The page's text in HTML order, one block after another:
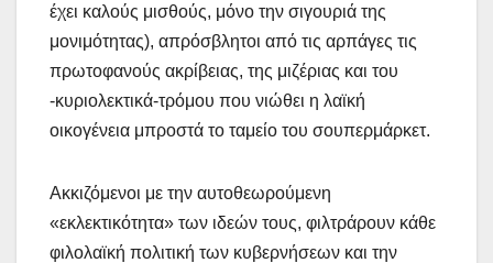
έχει καλούς μισθούς, μόνο την σιγουριά της
μονιμότητας), απρόσβλητοι από τις αρπάγες τις
πρωτοφανούς ακρίβειας, της μιζέριας και του
-κυριολεκτικά-τρόμου που νιώθει η λαϊκή
οικογένεια μπροστά το ταμείο του σουπερμάρκετ.
Ακκιζόμενοι με την αυτοθεωρούμενη
«εκλεκτικότητα» των ιδεών τους, φιλτράρουν κάθε
φιλολαϊκή πολιτική των κυβερνήσεων και την